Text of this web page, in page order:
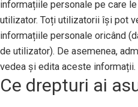
informațiile personale pe care
utilizator. Toți utilizatorii își pot
informațiile personale oricând
de utilizator). De asemenea,
vedea și edita aceste informații.
Ce drepturi ai